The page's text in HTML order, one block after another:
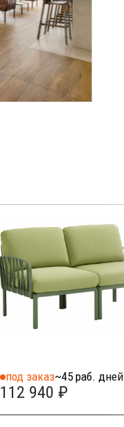
под заказ~45 раб. дней
112 940 ₽